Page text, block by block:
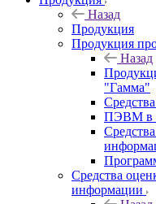
Назад
Продукция
Продукция
Назад
"Гамма"
ПЭВМ в
Средства
информации